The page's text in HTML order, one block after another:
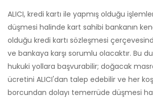
ALICI, kredi kartı ile yapmış olduğu
düşmesi halinde kart sahibi bankanın
olduğu kredi kartı sözleşmesi
ve bankaya karşı sorumlu olacaktır. Bu
hukuki yollara başvurabilir; doğacak
ücretini ALICI'dan talep edebilir ve her
borcundan dolayı temerrüde düşmesi